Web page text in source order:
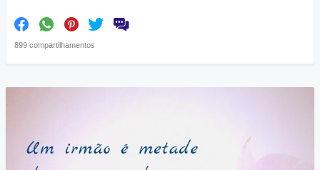
899 compartilhamentos